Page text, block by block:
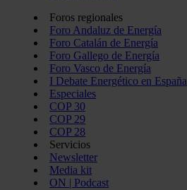
Foros regionales
Foro Andaluz de Energía
Foro Catalán de Energía
Foro Gallego de Energía
Foro Vasco de Energía
I Debate Energético en España
Especiales
COP 30
COP 29
COP 28
Servicios
Newsletter
Media kit
ON | Podcast